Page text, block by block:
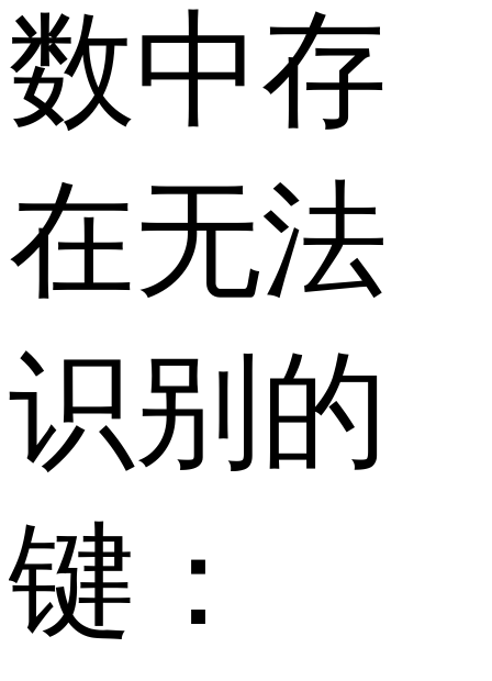
数中存
在无法
识别的
键：